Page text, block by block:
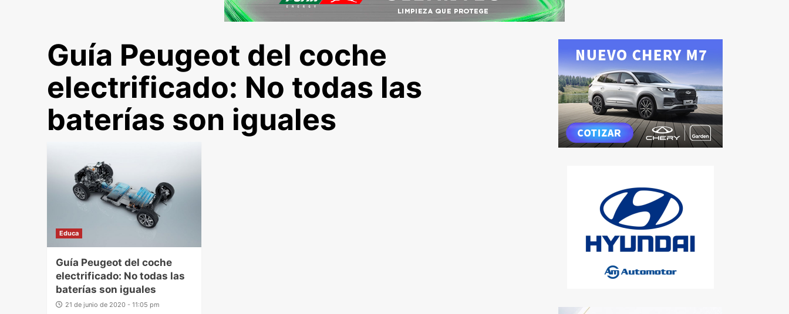
Guía Peugeot del coche
electrificado: No todas las
baterías son iguales
Educa
Guía Peugeot del coche
electrificado: No todas las
baterías son iguales
21 de junio de 2020 - 11:05 pm